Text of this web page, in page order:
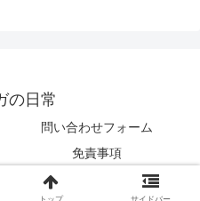
の日常
問い合わせフォーム
免責事項
ガの日常.
トップ サイドバー